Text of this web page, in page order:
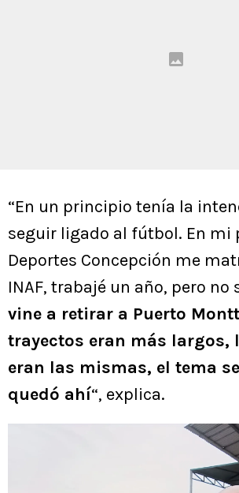
“En un principio tenía la
seguir ligado al fútbol. En mi
Deportes Concepción me
INAF, trabajé un año, pero no
vine a retirar a Puerto
trayectos eran más largos,
eran las mismas, el tema
quedó ahí“, explica.